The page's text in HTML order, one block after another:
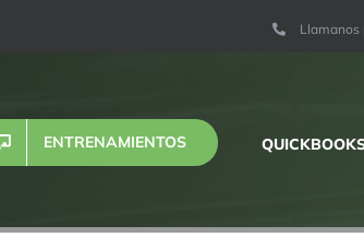
Llamanos
ENTRENAMIENTOS